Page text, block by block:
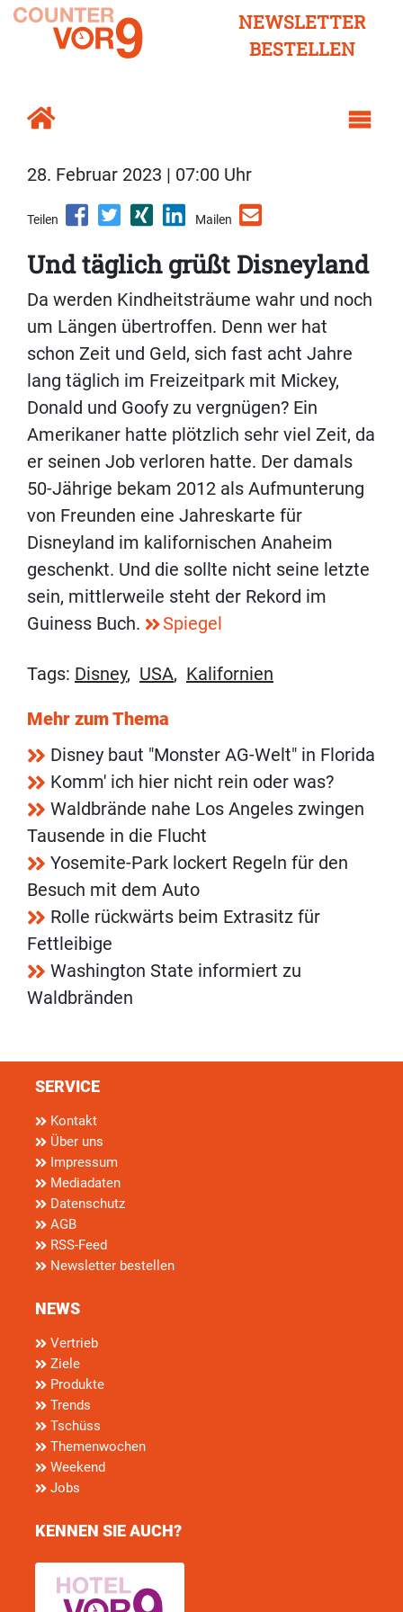
NEWSLETTER
BESTELLEN
28. Februar 2023 | 07:00 Uhr
Teilen Mailen
Und täglich grüßt Disneyland
Da werden Kindheitsträume wahr und noch
um Längen übertroffen. Denn wer hat
schon Zeit und Geld, sich fast acht Jahre
lang täglich im Freizeitpark mit Mickey,
Donald und Goofy zu vergnügen? Ein
Amerikaner hatte plötzlich sehr viel Zeit, da
er seinen Job verloren hatte. Der damals
50-Jährige bekam 2012 als Aufmunterung
von Freunden eine Jahreskarte für
Disneyland im kalifornischen Anaheim
geschenkt. Und die sollte nicht seine letzte
sein, mittlerweile steht der Rekord im
Guiness Buch.
Spiegel
Tags: Disney, USA, Kalifornien
Mehr zum Thema
Disney baut "Monster AG-Welt" in Florida
Komm' ich hier nicht rein oder was?
Waldbrände nahe Los Angeles zwingen
Tausende in die Flucht
Yosemite-Park lockert Regeln für den
Besuch mit dem Auto
Rolle rückwärts beim Extrasitz für
Fettleibige
Washington State informiert zu
Waldbränden
SERVICE
Kontakt
Über uns
Impressum
Mediadaten
Datenschutz
AGB
RSS-Feed
Newsletter bestellen
NEWS
Vertrieb
Ziele
Produkte
Trends
Tschüss
Themenwochen
Weekend
Jobs
KENNEN SIE AUCH?